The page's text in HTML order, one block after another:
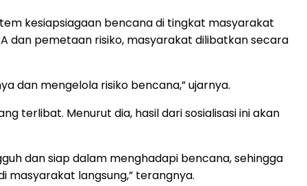
kesiapsiagaan bencana di tingkat masyarakat
dan pemetaan risiko, masyarakat dilibatkan secara
dan mengelola risiko bencana,” ujarnya.
terlibat. Menurut dia, hasil dari sosialisasi ini akan
dan siap dalam menghadapi bencana, sehingga
masyarakat langsung,” terangnya.